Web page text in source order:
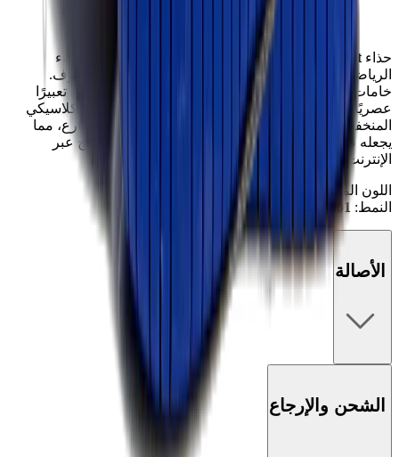
حذاء Nike Dunk Low "Hyper Cobalt"
يعيد تصميم الحذاء
الرياضي الكلاسيكي، مما يمنحك مظهرًا جديدًا بشعور مألوف.
خامات
فاخرة باللونين
والأسود تضفي تعبيرًا
عصريًا على هذا الحذاء المفضل على الإطلاق. تصميمه الكلاسيكي
المنخفض يجمع بين الراحة اليومية والأناقة الجاهزة للشارع، مما
يجعله ضروريًا لمحبي الأحذية الرياضية.
تسوّق هذا المنتج عبر
الإنترنت أو في المتاجر لدى
اللون المعروض:
هايبر كوبالت/أسود-أبيض
النمط: DD1391-001
الأصالة
الشحن والإرجاع